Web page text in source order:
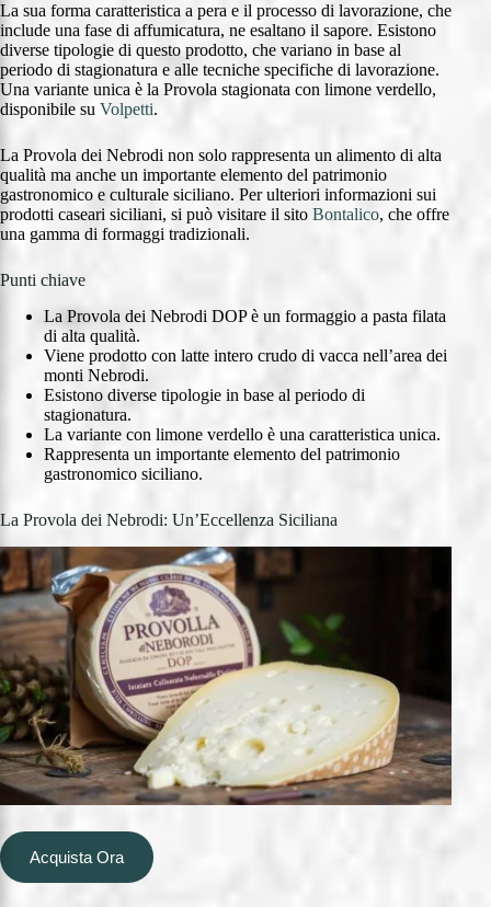
La sua forma caratteristica a pera e il processo di lavorazione, che
include una fase di affumicatura, ne esaltano il sapore. Esistono
diverse tipologie di questo prodotto, che variano in base al
periodo di stagionatura e alle tecniche specifiche di lavorazione.
Una variante unica è la Provola stagionata con limone verdello,
disponibile su Volpetti.
La Provola dei Nebrodi non solo rappresenta un alimento di alta
qualità ma anche un importante elemento del patrimonio
gastronomico e culturale siciliano. Per ulteriori informazioni sui
prodotti caseari siciliani, si può visitare il sito Bontalico, che offre
una gamma di formaggi tradizionali.
Punti chiave
La Provola dei Nebrodi DOP è un formaggio a pasta filata
di alta qualità.
Viene prodotto con latte intero crudo di vacca nell’area dei
monti Nebrodi.
Esistono diverse tipologie in base al periodo di
stagionatura.
La variante con limone verdello è una caratteristica unica.
Rappresenta un importante elemento del patrimonio
gastronomico siciliano.
La Provola dei Nebrodi: Un’Eccellenza Siciliana
Acquista Ora